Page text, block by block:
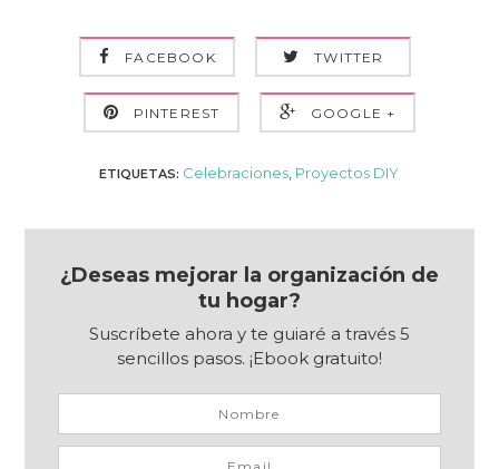
FACEBOOK TWITTER
PINTEREST GOOGLE +
ETIQUETAS: Celebraciones Proyectos DIY
¿Deseas mejorar la organización de
tu hogar?
Suscríbete ahora y te guiaré a través 5
sencillos pasos. ¡Ebook gratuito!